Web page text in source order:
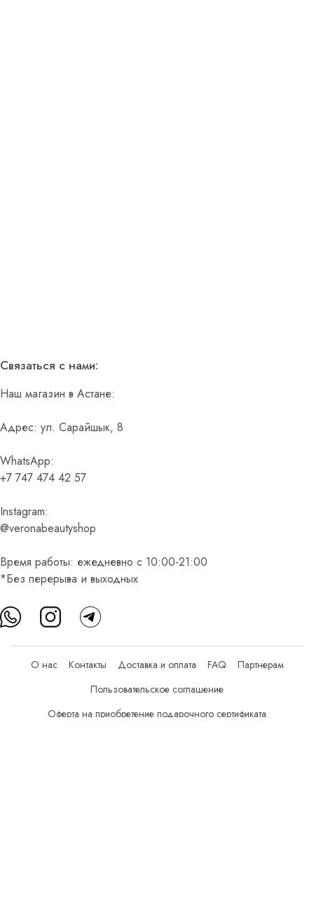
Связаться с нами:
Наш магазин в Астане:
Адрес: ул. Сарайшык, 8
WhatsApp:
+7 747 474 42 57
Instagram:
@veronabeautyshop
Время работы: ежедневно с 10:00-21:00
*Без перерыва и выходных
О нас Контакты Доставка и оплата FAQ
Партнерам
Пользовательское соглашение
Оферта на приобретение подарочного сертификата